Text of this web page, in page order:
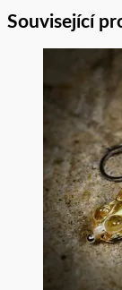
Související